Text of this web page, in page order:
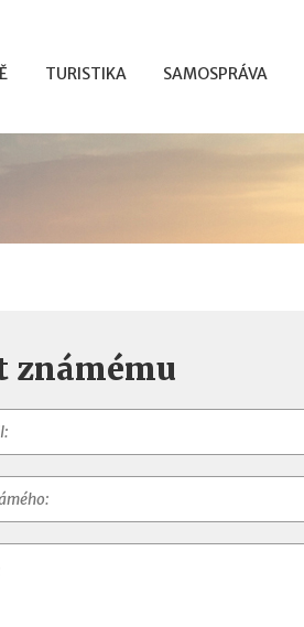
TURISTIKA SAMOSPRÁVA
známému